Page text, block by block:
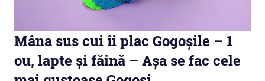
Mâna sus cui îi plac Gogoșile – 1
ou, lapte și făină – Așa se fac cele